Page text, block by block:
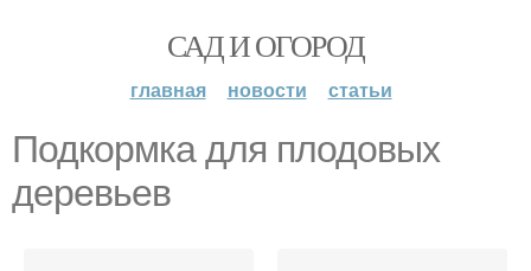
САД И ОГОРОД
главная новости статьи
Подкормка для плодовых
деревьев